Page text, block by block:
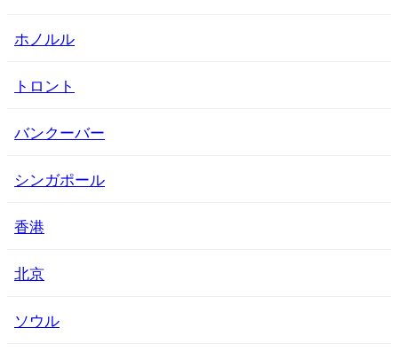
ホノルル
トロント
バンクーバー
シンガポール
香港
北京
ソウル